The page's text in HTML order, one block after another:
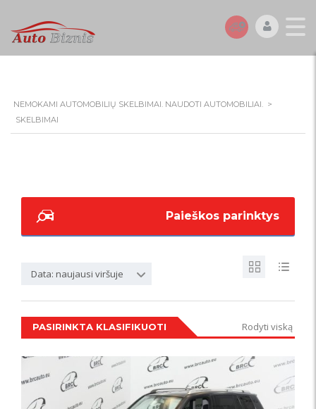
NEMOKAMI AUTOMOBILIŲ SKELBIMAI. NAUDOTI AUTOMOBILIAI. >
SKELBIMAI
Paieškos parinktys
Data: naujausi viršuje
PASIRINKTA KLASIFIKUOTI Rodyti viską
IŠSKIRTINIS